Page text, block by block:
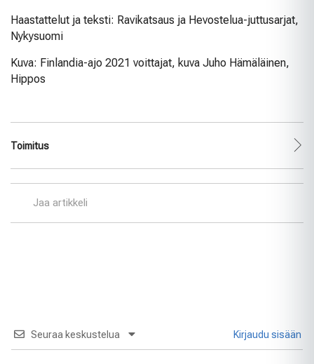
Haastattelut ja teksti: Ravikatsaus ja Hevostelua-juttusarjat,
Nykysuomi
Kuva: Finlandia-ajo 2021 voittajat, kuva Juho Hämäläinen,
Hippos
Toimitus
Jaa artikkeli
Seuraa keskustelua Kirjaudu sisään